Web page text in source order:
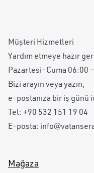
Müşteri Hizmetleri
Yardım etmeye hazır
Pazartesi–Cuma 06:00
Bizi arayın veya yazın,
e-postanıza bir iş günü
Tel: +90 532 151 19 04
E-posta:
Mağaza